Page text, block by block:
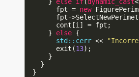
      }
else if(dynamic_cast
        fpt =
new
fpt-
        cont[i] = fpt;
      }
else {
std::cerr <<
        exit(
13);
      }
    }
  }